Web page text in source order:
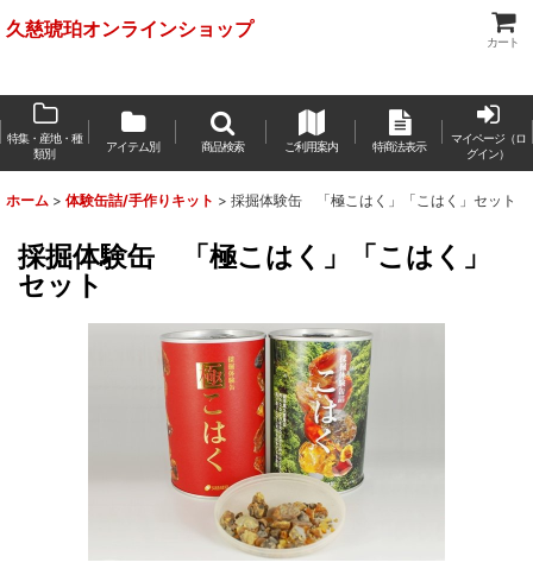
久慈琥珀オンラインショップ
カート
特集・産地・種
類別
アイテム別 商品検索 ご利用案内 特商法表示
マイページ（ロ
グイン）
ホーム > 体験缶詰/手作りキット > 採掘体験缶 「極こはく」「こはく」セット
採掘体験缶 「極こはく」「こはく」
セット